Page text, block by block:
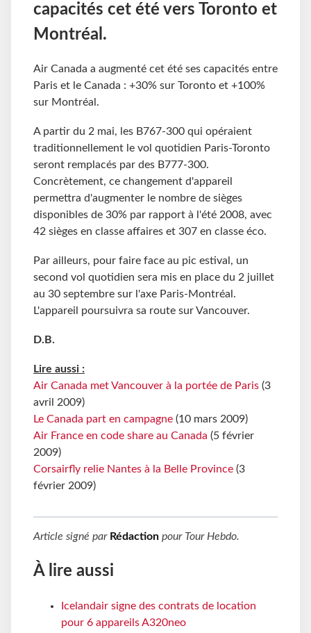
capacités cet été vers Toronto et
Montréal.
Air Canada a augmenté cet été ses capacités entre
Paris et le Canada : +30% sur Toronto et +100%
sur Montréal.
A partir du 2 mai, les B767-300 qui opéraient
traditionnellement le vol quotidien Paris-Toronto
seront remplacés par des B777-300.
Concrètement, ce changement d'appareil
permettra d'augmenter le nombre de sièges
disponibles de 30% par rapport à l'été 2008, avec
42 sièges en classe affaires et 307 en classe éco.
Par ailleurs, pour faire face au pic estival, un
second vol quotidien sera mis en place du 2 juillet
au 30 septembre sur l'axe Paris-Montréal.
L'appareil poursuivra sa route sur Vancouver.
D.B.
Lire aussi :
Air Canada met Vancouver à la portée de Paris (3
avril 2009)
Le Canada part en campagne (10 mars 2009)
Air France en code share au Canada (5 février
2009)
Corsairfly relie Nantes à la Belle Province (3
février 2009)
Article signé par Rédaction pour Tour Hebdo.
À lire aussi
Icelandair signe des contrats de location
pour 6 appareils A320neo